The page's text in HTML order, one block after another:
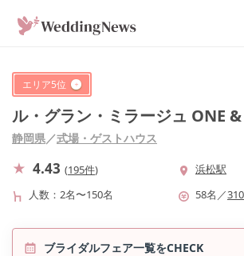
エリア5位
ル・グラン・ミラージュ ONE
静岡県／式場・ゲストハウス
4.43 (195件)
浜松駅
人数
2名〜150名 58名 ／310
ブライダルフェア一覧をCHECK